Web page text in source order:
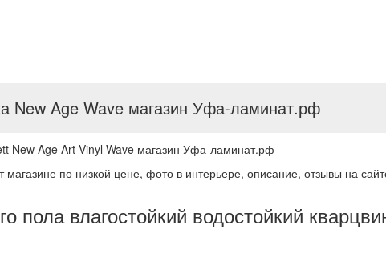
New Age Wave магазин Уфа-ламинат.рф
New Age Art Vinyl Wave магазин Уфа-ламинат.рф
магазине по низкой цене, фото в интерьере, описание, отзывы на
пола влагостойкий водостойкий